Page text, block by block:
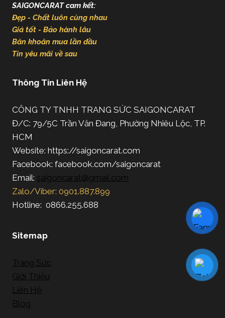
SAIGONCARAT cam kết:
Đẹp - Chất luôn cùng nhau
Giá tốt - Bảo hành lâu
Băn khoăn mua lần đầu
Tin yêu mãi về sau
Thông Tin Liên Hệ
CÔNG TY TNHH TRANG SỨC SAIGONCARAT
Đ/C: 79/5C Trần Văn Đang, Phường Nhiêu Lộc, TP.
HCM
Website: https://saigoncarat.com
Facebook: facebook.com/saigoncarat
Email: saigoncarat@gmail.com
Zalo/Viber: 0901.887.899
Hotline: 0866.255.688
Sitemap
Trang Sức
Giới Thiệu
Liên Hệ
Blog